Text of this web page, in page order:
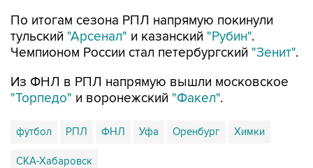
По итогам сезона РПЛ напрямую покинули
тульский "Арсенал" и казанский "Рубин".
Чемпионом России стал петербургский "Зенит".
Из ФНЛ в РПЛ напрямую вышли московское
"Торпедо" и воронежский "Факел".
футбол РПЛ ФНЛ Уфа Оренбург Химки
СКА-Хабаровск